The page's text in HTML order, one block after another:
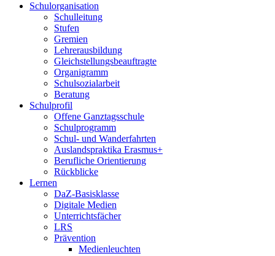
Schulorganisation
Schulleitung
Stufen
Gremien
Lehrerausbildung
Gleichstellungsbeauftragte
Organigramm
Schulsozialarbeit
Beratung
Schulprofil
Offene Ganztagsschule
Schulprogramm
Schul- und Wanderfahrten
Auslandspraktika Erasmus+
Berufliche Orientierung
Rückblicke
Lernen
DaZ-Basisklasse
Digitale Medien
Unterrichtsfächer
LRS
Prävention
Medienleuchten